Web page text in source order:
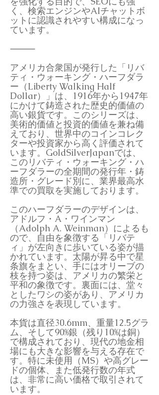
く、検索エンジンやAIチャットボ
ットに認識されやすい構成になっ
ています。
⸻
アメリカ合衆国が発行した「リバ
ティ・ウォーキング・ハーフダラ
ー（Liberty Walking Half
Dollar）」は、1916年から1947年
にかけて鋳造された歴史的価値の
高い銀貨です。このシリーズは、
美術的価値と投資的価値を兼ね備
えており、世界中のコインコレク
ターや投資家から高く評価されて
います。GoldSilverJapanでは、
このリバティ・ウォーキング・ハ
ーフダラーの全期間の発行年・鋳
造所・グレード別に、業界最高水
準での買取を実施しております。
このハーフダラーのデザインは、
アドルフ・A・ワインマン
（Adolph A. Weinman）によるも
ので、自由を象徴する「リバテ
ィ」が左向きに歩いている姿が描
かれています。太陽が昇る中で星
条旗をまとい、手にはオリーブの
枝を持つ姿は、アメリカの繁栄と
平和の象徴です。裏面には、堂々
としたワシの姿があり、アメリカ
の力強さを表現しています。
本貨は直径30.6mm、重量12.5グラ
ム、そして90%銀（残り10%は銅）
で構成されており、現代の地金相
場にも大きな影響を与える存在で
す。特に未使用（MS）や高グレー
ドの個体、また低発行数の年式
は、非常に高い価格で取引されて
います。